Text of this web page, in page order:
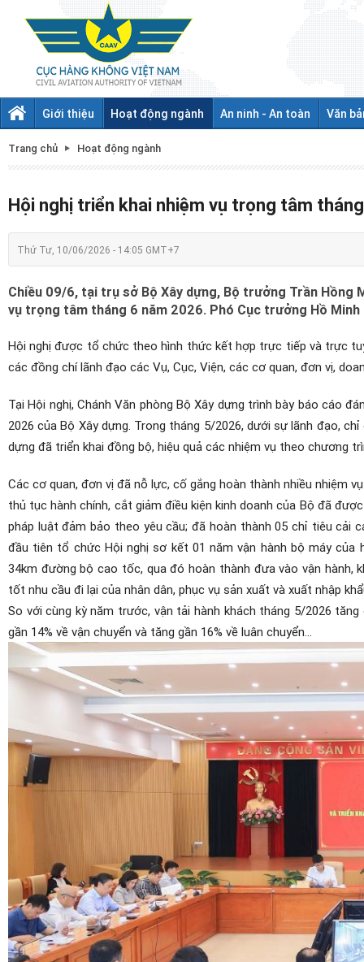
Giới thiệu Hoạt động ngành An ninh - An toàn Văn
Trang chủ Hoạt động ngành
Hội nghị triển khai nhiệm vụ trọng tâm
Thứ Tư, 10/06/2026 - 14:05 GMT+7
Chiều 09/6, tại trụ sở Bộ Xây dựng, Bộ trưởng Trần
vụ trọng tâm tháng 6 năm 2026. Phó Cục trưởng Hồ Minh
Hội nghị được tổ chức theo hình thức kết hợp trực tiếp và trực
các đồng chí lãnh đạo các Vụ, Cục, Viện, các cơ quan, đơn vị,
Tại Hội nghị, Chánh Văn phòng Bộ Xây dựng trình bày báo cáo
2026 của Bộ Xây dựng. Trong tháng 5/2026, dưới sự lãnh đạo,
dựng đã triển khai đồng bộ, hiệu quả các nhiệm vụ theo chương
Các cơ quan, đơn vị đã nỗ lực, cố gắng hoàn thành nhiều nhiệm
thủ tục hành chính, cắt giảm điều kiện kinh doanh của Bộ đã
pháp luật đảm bảo theo yêu cầu; đã hoàn thành 05 chỉ tiêu cải
đầu tiên tổ chức Hội nghị sơ kết 01 năm vận hành bộ máy
34km đường bộ cao tốc, qua đó hoàn thành đưa vào vận
tốt nhu cầu đi lại của nhân dân, phục vụ sản xuất và xuất nhập
So với cùng kỳ năm trước, vận tải hành khách tháng 5/2026
gần 14% về vận chuyển và tăng gần 16% về luân chuyển…